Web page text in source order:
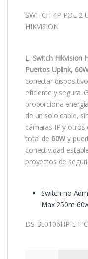
SWITCH 4P POE 2
HIKVISION
El Switch Hikvision
Puertos Uplink, 60W
conectar
eficiente y segura.
proporciona
de un solo cable,
cámaras IP y otros
total de 60W y
conectividad
proyectos de
Switch no
Max 250m
DS-3E0106HP-E